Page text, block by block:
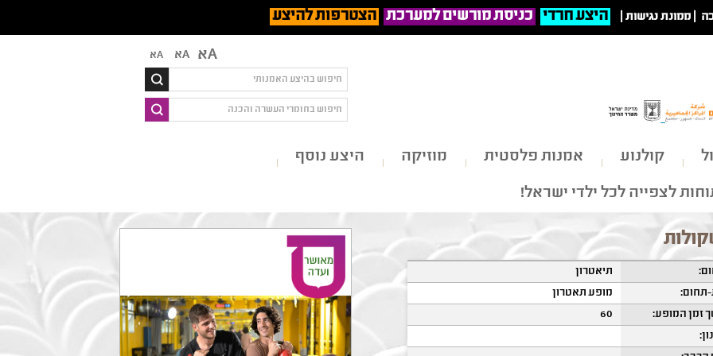
ממונת נגישות היצע חרדי כניסת מורשים למערכת הצטרפות להיצע
Aא Aא Aא
קולנוע אמנות פלסטית מוזיקה
היצע נוסף
לצפייה לכל ילדי ישראל!
תיאטרון
תחום:
מופע תאטרון
זמן המופע:
60